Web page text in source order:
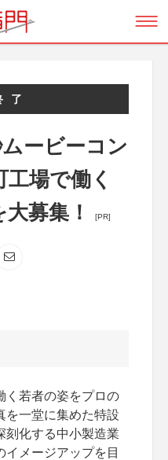
了
ービーコン
場で働く
募集！
[PR]
く若者の姿をプロの
を一堂に集めた特設
刻化する中小製造業
メージアップを目